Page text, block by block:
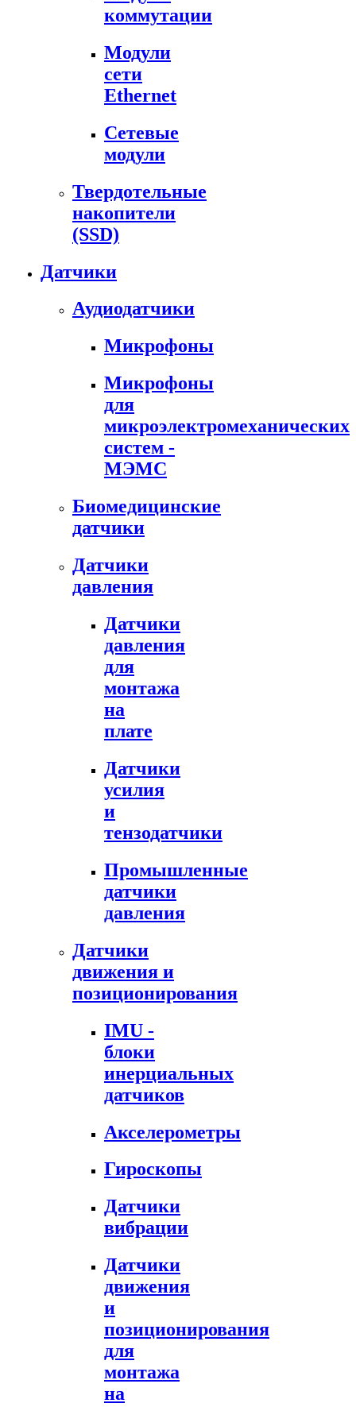
коммутации
Модули
сети
Ethernet
Сетевые
модули
Твердотельные
накопители
(SSD)
Датчики
Аудиодатчики
Микрофоны
Микрофоны
для
микроэлектромеханических
систем -
МЭМС
Биомедицинские
датчики
Датчики
давления
Датчики
давления
для
монтажа
на
плате
Датчики
усилия
и
тензодатчики
Промышленные
датчики
давления
Датчики
движения и
позиционирования
IMU -
блоки
инерциальных
датчиков
Акселерометры
Гироскопы
Датчики
вибрации
Датчики
движения
и
позиционирования
для
монтажа
на